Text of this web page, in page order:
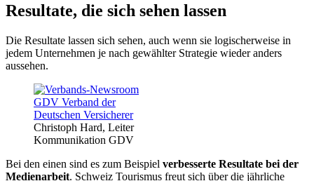
Resultate, die sich sehen lassen
Die Resultate lassen sich sehen, auch wenn sie logischerweise in
jedem Unternehmen je nach gewählter Strategie wieder anders
aussehen.
Christoph Hard, Leiter
Kommunikation GDV
Bei den einen sind es zum Beispiel verbesserte Resultate bei der
Medienarbeit. Schweiz Tourismus freut sich über die jährliche